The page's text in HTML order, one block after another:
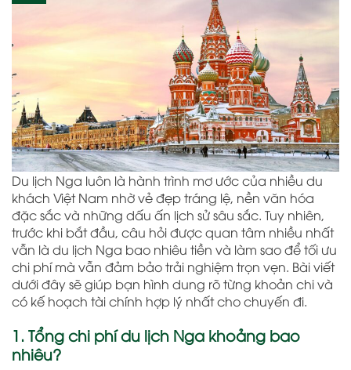
Du lịch Nga luôn là hành trình mơ ước của nhiều du
khách Việt Nam nhờ vẻ đẹp tráng lệ, nền văn hóa
đặc sắc và những dấu ấn lịch sử sâu sắc. Tuy nhiên,
trước khi bắt đầu, câu hỏi được quan tâm nhiều nhất
vẫn là du lịch Nga bao nhiêu tiền và làm sao để tối ưu
chi phí mà vẫn đảm bảo trải nghiệm trọn vẹn. Bài viết
dưới đây sẽ giúp bạn hình dung rõ từng khoản chi và
có kế hoạch tài chính hợp lý nhất cho chuyến đi.
1. Tổng chi phí du lịch Nga khoảng bao
nhiêu?